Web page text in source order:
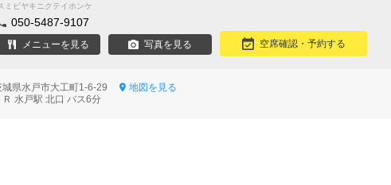
ミビヤキニクテイホンケ
050-5487-9107
メニューを見る 写真を見る 空席確認・予約する
城県水戸市大工町1-6-29
地図を見る
Ｒ 水戸駅 北口 バス6分